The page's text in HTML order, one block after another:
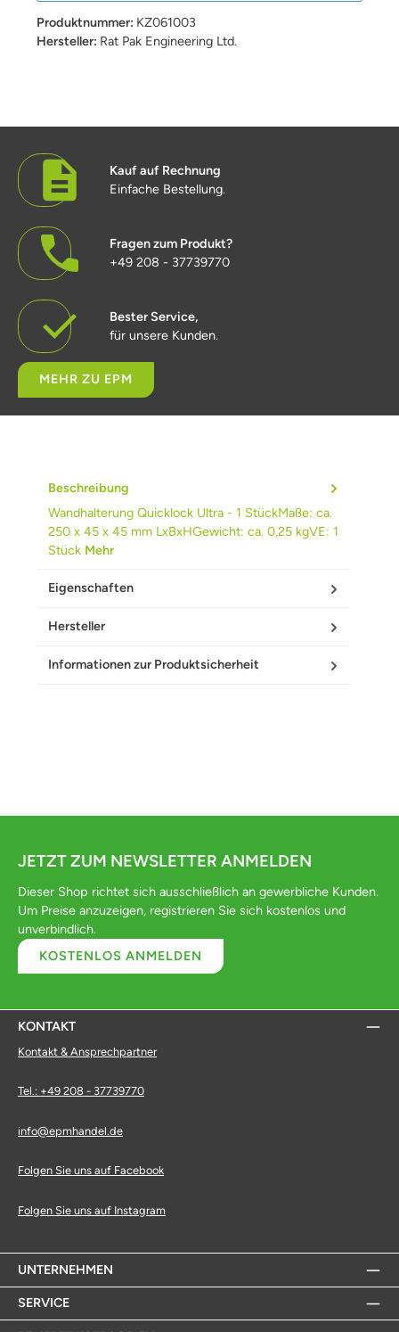
Produktnummer: KZ061003
Hersteller: Rat Pak Engineering Ltd.
Kauf auf Rechnung
Einfache Bestellung.
Fragen zum Produkt?
+49 208 - 37739770
Bester Service,
für unsere Kunden.
MEHR ZU EPM
Beschreibung
Wandhalterung Quicklock Ultra - 1 StückMaße: ca.
250 x 45 x 45 mm LxBxHGewicht: ca. 0,25 kgVE: 1
Stück Mehr
Eigenschaften
Hersteller
Informationen zur Produktsicherheit
JETZT ZUM NEWSLETTER ANMELDEN
Dieser Shop richtet sich ausschließlich an gewerbliche Kunden.
Um Preise anzuzeigen, registrieren Sie sich kostenlos und
unverbindlich.
KOSTENLOS ANMELDEN
KONTAKT
Kontakt & Ansprechpartner
Tel.: +49 208 - 37739770
info@epmhandel.de
Folgen Sie uns auf Facebook
Folgen Sie uns auf Instagram
UNTERNEHMEN
SERVICE